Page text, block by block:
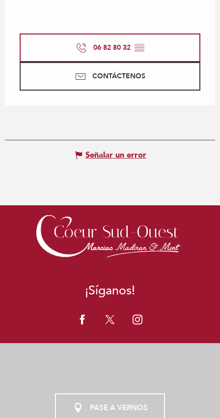
06 82 80 32 ▒▒
CONTÁCTENOS
Señalar un error
¡Síganos!
PASE A VERNOS